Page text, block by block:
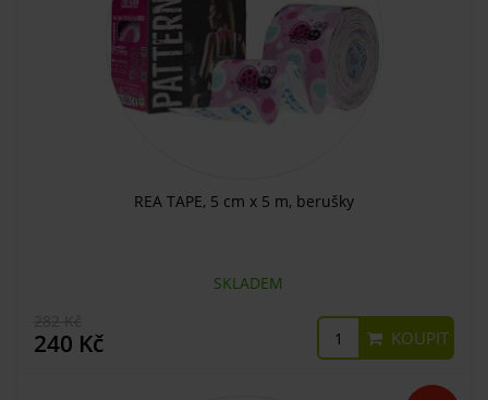
REA TAPE, 5 cm x 5 m, berušky
SKLADEM
240 Kč KOUPIT